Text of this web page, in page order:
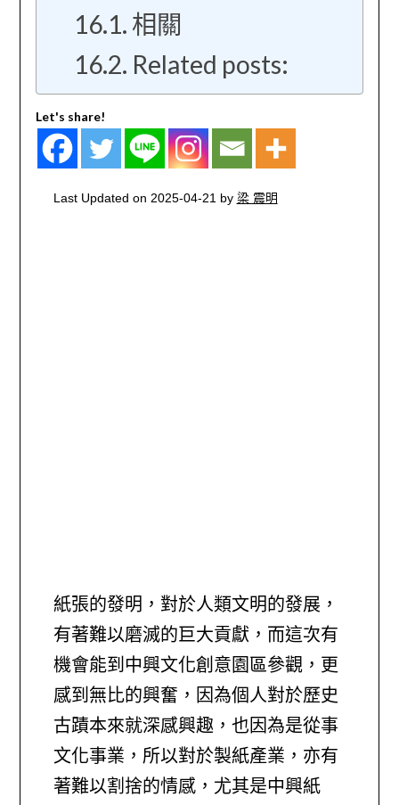
相關
Related posts:
Let's share!
Last Updated on 2025-04-21 by 梁 震明
紙張的發明，對於人類文明的發展，
有著難以磨滅的巨大貢獻，而這次有
機會能到中興文化創意園區參觀，更
感到無比的興奮，因為個人對於歷史
古蹟本來就深感興趣，也因為是從事
文化事業，所以對於製紙產業，亦有
著難以割捨的情感，尤其是中興紙